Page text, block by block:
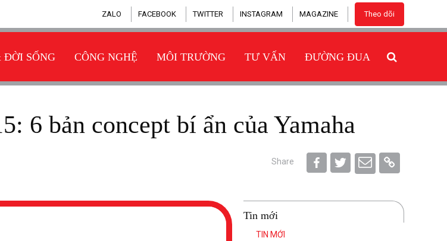
ZALO FACEBOOK TWITTER INSTAGRAM MAGAZINE Theo dõi
ĐỜI SỐNG CÔNG NGHỆ MÔI TRƯỜNG TƯ VẤN ĐƯỜNG ĐUA
6 bản concept bí ẩn của Yamaha
Share
Tin mới
TIN MỚI